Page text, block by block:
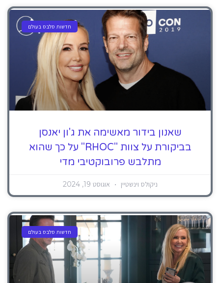
חדשות סלבס בעולם
שאנון בידור מאשימה את ג'ון יאנסן
בביקורת על צוות "RHOC" על כך שהוא
מתלבש פרובוקטיבי מדי
ניקולס וינשטיין אוגוסט 19, 2024
חדשות סלבס בעולם